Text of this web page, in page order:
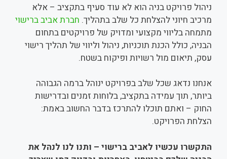
ניהול פרויקט בניה הוא לא עוד סעיף בתקציב – אלא
מרכיב חיוני להצלחת כל שלב בתהליך. חברת אביב ברישוי
מתמחה בליווי מקצועי ומדויק של פרויקטים בתחום
הבניה, כולל הכנת תוכניות, ניהול וליווי של תהליך רישוי
עסק, תיאום מול רשויות ופיקוח בשטח.
אנחנו נדאג שכל שלב בפרויקט ינוהל ברמה הגבוהה
ביותר, תוך עמידה בתקציב, בלוחות זמנים ובדרישות
החוק – ואתם תוכלו להתרכז בדבר החשוב באמת:
הצלחת הפרויקט.
התקשרו עכשיו לאביב ברישוי – ותנו לנו לנהל את